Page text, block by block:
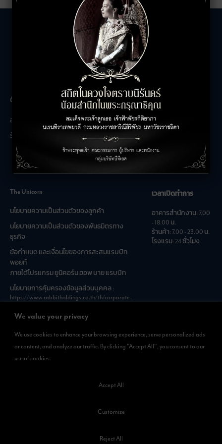
We value your privacy
We use cookies to enhance your browsing experience, serve personalized ads
or content, and analyze our traffic. By clicking "Accept All", you consent to our
use of cookies.
Customize
Reject All
Accept All
ติดต่อสอบถาม
อาคารสำนักงาน
ร้านค้า
The Unicorn
เกี่ยวกับเรา
ร่วมงานกับเรา
คำถามที่พบบ่อย
The Unicorn
นโยบายความเป็นส่วนตัวของลูกค้า
นโยบายความเป็นส่วนตัวของพันธมิตรทาง
ธุรกิจ
ข้อกำหนด และเงื่อนไขของการสะสมแรบบิท
พอยท์
ภายใต้โปรแกรม ยูนิคอร์น ฮอพ บาย แรบบิท
นโยบายการคุ้มครองข้อมูลส่วนบุคคล :
https://www.rabbitholdings.co.th/th/corporate-
เวลาเปิดทำการ
อาคารสำนักงาน: 7.00
- 18.00 น.
ร้านค้า: 7.00 - 23.00 น.
โรงแรม: 24 ชั่วโมง
ดาวน์โหลดแอพได้แล้วที่
©สงวนลิขสิทธิ์ 2566 บริษัท ก้ามกุ้ง พร็อพเพอร์ตี้ จำกัด